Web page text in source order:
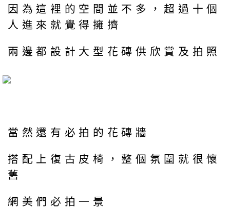
因為這裡的空間並不多，超過十個
人進來就覺得擁擠
兩邊都設計大型花磚供欣賞及拍照
當然還有必拍的花磚牆
搭配上復古皮椅，整個氛圍就很懷
舊
網美們必拍一景